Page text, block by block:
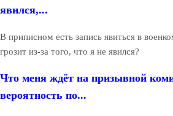
явился,...
В приписном есть запись явиться в
грозит из-за того, что я не явился?
Что меня ждёт на призывной
вероятность по...